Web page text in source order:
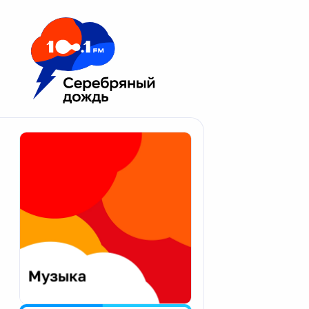
Москва 100.1 FM
Апатиты
Екатеринбург
Калининград
Калуга